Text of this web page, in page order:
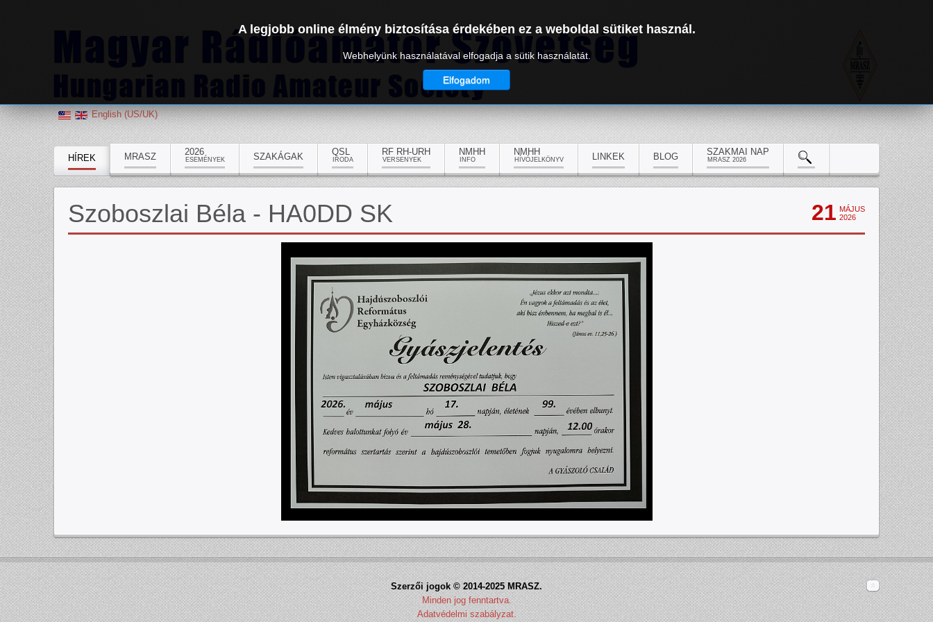
English (US/UK)
HÍREK MRASZ 2026
ESEMÉNYEK SZAKÁGAK QSL
IRODA
RF RH-URH
VERSENYEK
NMHH
INFO
NMHH
HÍVÓJELKÖNYV LINKEK BLOG SZAKMAI NAP
MRASZ 2026
21 MÁJUS
2026
Szoboszlai Béla - HA0DD SK
Szerzői jogok © 2014-2025 MRASZ.
Minden jog fenntartva.
Adatvédelmi szabályzat.
A legjobb online élmény biztosítása érdekében ez a weboldal sütiket használ.
Webhelyünk használatával elfogadja a sütik használatát.
Elfogadom